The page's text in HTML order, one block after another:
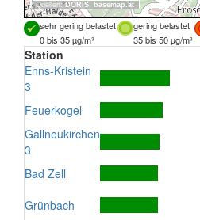
Quellen:DORIS, basemap.at
sehr gering belastet gering belastet
0 bis 35 µg/m³
35 bis 50 µg/m³
Station
Enns-Kristein
3
Feuerkogel
Gallneukirchen
3
Bad Zell
Grünbach